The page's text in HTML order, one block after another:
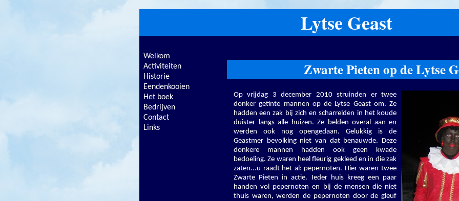
Lytse Geast
Welkom
Activiteiten
Historie
Eendenkooien
Het boek
Bedrijven
Contact
Links
Zwarte Pieten op de Lytse
Op vrijdag 3 december 2010 struinden er twee
donker getinte mannen op de Lytse Geast om. Ze
hadden een zak bij zich en scharrelden in het koude
duister langs alle huizen. Ze belden overal aan en
werden ook nog opengedaan. Gelukkig is de
Geastmer bevolking niet van dat benauwde. Deze
donkere mannen hadden ook geen kwade
bedoeling. Ze waren heel fleurig gekleed en in die zak
zaten...u raadt het al: pepernoten. Hier waren twee
Zwarte Pieten in actie. Ieder huis kreeg een paar
handen vol pepernoten en bij de mensen die niet
thuis waren, werden de pepernoten door de gleuf